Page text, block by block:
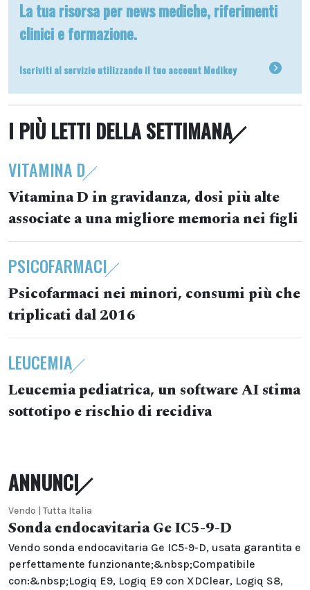
La tua risorsa per news mediche, riferimenti
clinici e formazione.
Iscriviti al servizio utilizzando il tuo account Medikey
I PIÙ LETTI DELLA SETTIMANA
VITAMINA D
Vitamina D in gravidanza, dosi più alte
associate a una migliore memoria nei figli
PSICOFARMACI
Psicofarmaci nei minori, consumi più che
triplicati dal 2016
LEUCEMIA
Leucemia pediatrica, un software AI stima
sottotipo e rischio di recidiva
ANNUNCI
Vendo | Tutta Italia
Sonda endocavitaria Ge IC5-9-D
Vendo sonda endocavitaria Ge IC5-9-D, usata garantita e
perfettamente funzionante;&nbsp;Compatibile
con:&nbsp;Logiq E9, Logiq E9 con XDClear, Logiq S8,